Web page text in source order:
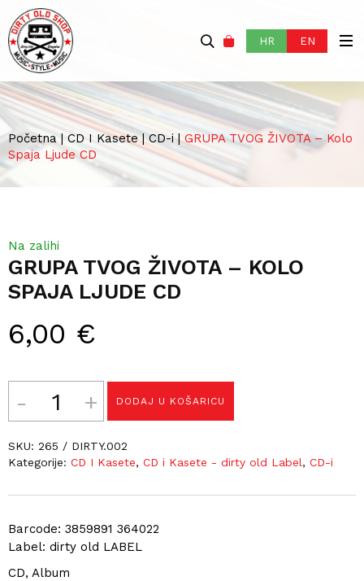
HR EN
Početna | CD I Kasete|CD-i|GRUPA TVOG ŽIVOTA – Kolo
Spaja Ljude CD
GRUPA TVOG ŽIVOTA – KOLO
SPAJA LJUDE CD
6,00 €
Barcode: 3859891 364022
Label: dirty old LABEL
CD, Album
Na zalihi
DODAJ U KOŠARICU
SKU: 265 / DIRTY.002
Kategorije: CD I Kasete, CD i Kasete - dirty old Label, CD-i